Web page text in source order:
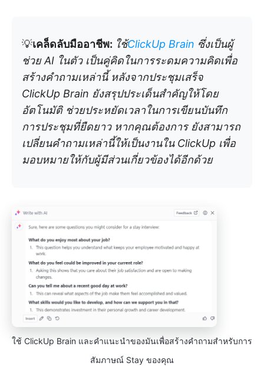
💡เคล็ดลับมืออาชีพ: ใช้ClickUp Brain ซึ่งเป็นผู้
ช่วย AI ในตัว เป็นคู่คิดในการระดมความคิดเพื่อ
สร้างคำถามเหล่านี้ หลังจากประชุมเสร็จ
ClickUp Brain ยังสรุปประเด็นสำคัญให้โดย
อัตโนมัติ ช่วยประหยัดเวลาในการเขียนบันทึก
การประชุมที่ยืดยาว หากคุณต้องการ ยังสามารถ
เปลี่ยนคำถามเหล่านี้ให้เป็นงานใน ClickUp เพื่อ
มอบหมายให้กับผู้มีส่วนเกี่ยวข้องได้อีกด้วย
ใช้ ClickUp Brain และคำแนะนำของมันเพื่อสร้างคำถามสำหรับการ
สัมภาษณ์ Stay ของคุณ